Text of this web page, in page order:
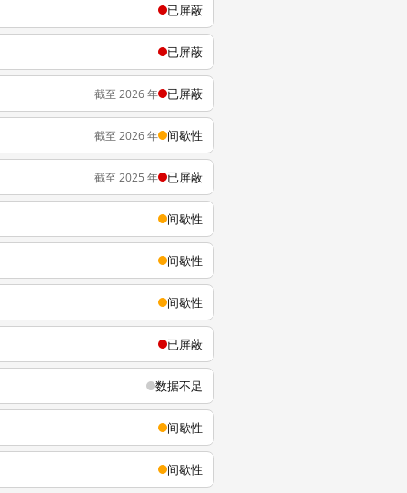
已屏蔽
已屏蔽
截至 2026 年 已屏蔽
截至 2026 年 间歇性
截至 2025 年 已屏蔽
间歇性
间歇性
间歇性
已屏蔽
数据不足
间歇性
间歇性